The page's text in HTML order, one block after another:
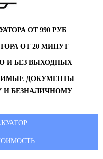
ОТ 990 РУБ
ОТ 20 МИНУТ
И БЕЗ ВЫХОДНЫХ
ДОКУМЕНТЫ
И БЕЗНАЛИЧНОМУ